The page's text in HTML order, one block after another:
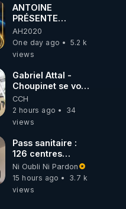
ANTOINE
PRÉSENTE
AH2020 LE LIVE
20H ***DU
06/08/2026***
AH2020
One day ago
5.2 k
views
Gabriel Attal -
Choupinet se voit
en haut de
l'affiche
CCH
2 hours ago
34
views
Pass sanitaire :
126 centres
commerciaux
concernés par
l'obligation dans
Ni Oubli Ni Pardon
15 hours ago
3.7 k
views